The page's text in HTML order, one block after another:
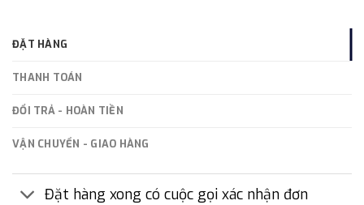
ĐẶT HÀNG
THANH TOÁN
ĐỔI TRẢ - HOÀN TIỀN
VẬN CHUYỂN - GIAO HÀNG
Đặt hàng xong có cuộc gọi xác nhận đơn